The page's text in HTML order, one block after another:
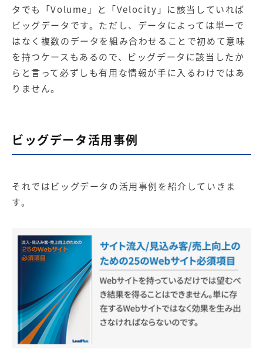
タでも「Volume」と「Velocity」に該当していれば
ビッグデータです。ただし、データによっては単一で
はなく複数のデータを組み合わせることで初めて意味
を持つケースもあるので、ビッグデータに該当したか
らと言って必ずしも有用な情報が手に入るわけではあ
りません。
ビッグデータ活用事例
それではビッグデータの活用事例を紹介していきま
す。